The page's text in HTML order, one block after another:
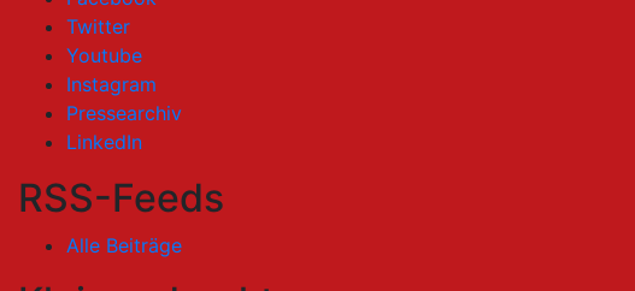
Twitter
Youtube
Instagram
Pressearchiv
LinkedIn
RSS-Feeds
Alle Beiträge